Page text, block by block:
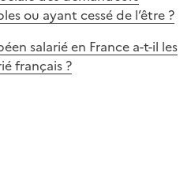
ou ayant cessé de l’être ?
salarié en France a-t-il les
français ?